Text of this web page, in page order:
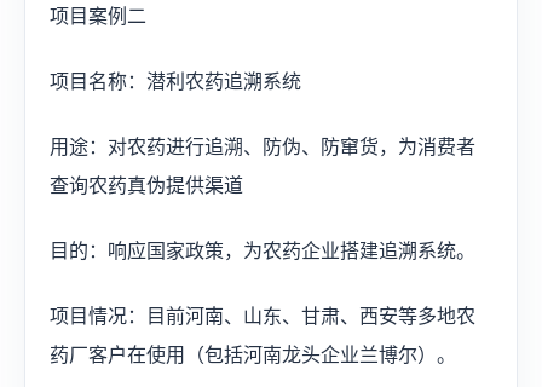
项目案例二
项目名称：潜利农药追溯系统
用途：对农药进行追溯、防伪、防窜货，为消费者
查询农药真伪提供渠道
目的：响应国家政策，为农药企业搭建追溯系统。
项目情况：目前河南、山东、甘肃、西安等多地农
药厂客户在使用（包括河南龙头企业兰博尔）。